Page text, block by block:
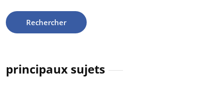
principaux sujets